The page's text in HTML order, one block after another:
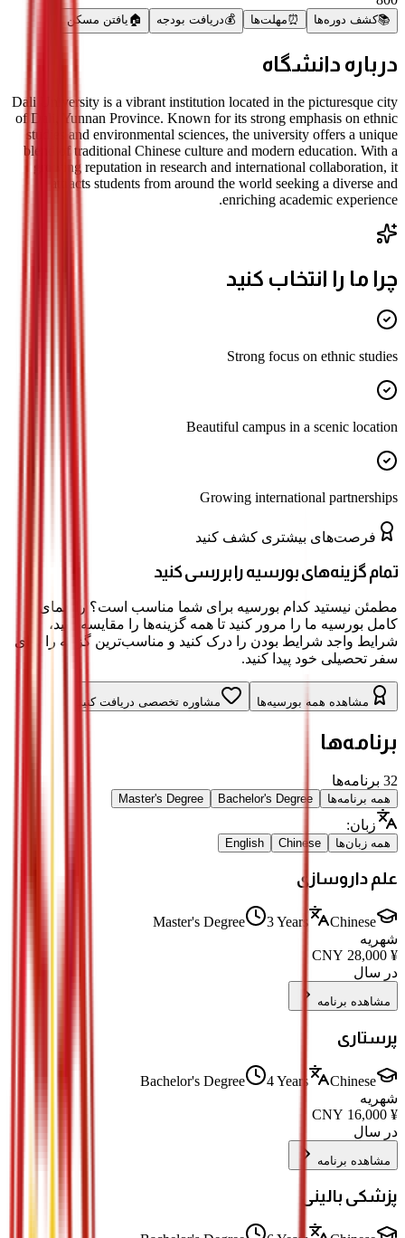
📚کشف دوره‌ها ⏰مهلت‌ها 💰دریافت بودجه 🏠 یافتن مسکن
درباره دانشگاه
Dali University is a vibrant institution located in the picturesque city
of Dali, Yunnan Province. Known for its strong emphasis on ethnic
studies and environmental sciences, the university offers a unique
blend of traditional Chinese culture and modern education. With a
growing reputation in research and international collaboration, it
attracts students from around the world seeking a diverse and
enriching academic experience.
چرا ما را انتخاب کنید
Strong focus on ethnic studies
Beautiful campus in a scenic location
Growing international partnerships
فرصت‌های بیشتری کشف کنید
تمام گزینه‌های بورسیه را بررسی کنید
مطمئن نیستید کدام بورسیه برای شما مناسب است؟ راهنمای
کامل بورسیه ما را مرور کنید تا همه گزینه‌ها را مقایسه کنید،
شرایط واجد شرایط بودن را درک کنید و مناسب‌ترین گزینه را برای
سفر تحصیلی خود پیدا کنید.
مشاهده همه بورسیه‌ها مشاوره تخصصی دریافت کنید
برنامه‌ها
32 برنامه‌ها
همه برنامه‌ها Bachelor's Degree
Master's Degree
زبان:
همه زبان‌ها Chinese
English
علم داروسازی
Master's Degree 3 Years
Chinese
شهریه
¥
28,000
در سال
مشاهده برنامه
پرستاری
Bachelor's Degree 4 Years
Chinese
شهریه
¥
16,000
در سال
مشاهده برنامه
پزشکی بالینی